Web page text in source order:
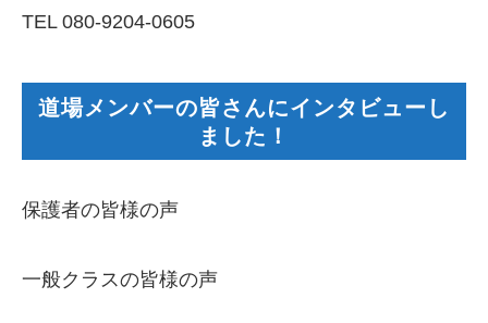
TEL 080-9204-0605
道場メンバーの皆さんにインタビューし
ました！
保護者の皆様の声
一般クラスの皆様の声